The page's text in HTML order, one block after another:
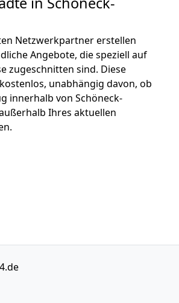
Netzwerkpartner erstellen
Angebote, die speziell auf
zugeschnitten sind. Diese
unabhängig davon, ob
innerhalb von Schöneck-
Ihres aktuellen